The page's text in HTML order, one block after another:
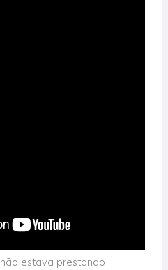
estava prestando